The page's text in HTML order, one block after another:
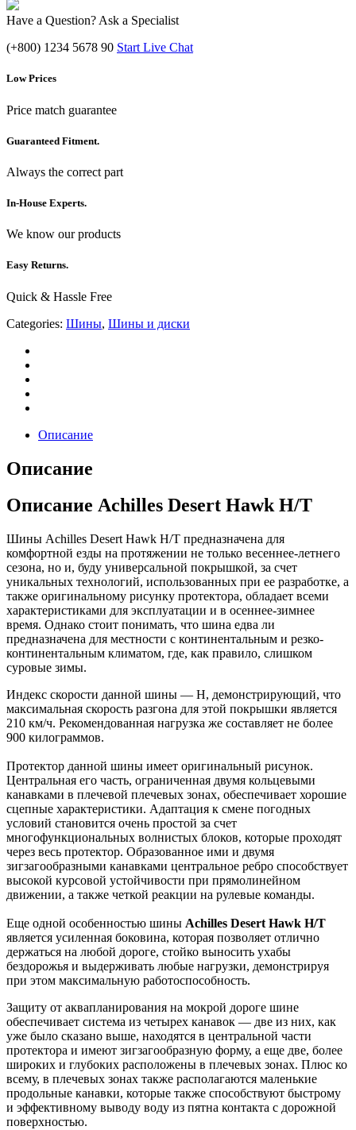
Have a Question? Ask a Specialist
(+800) 1234 5678 90 Start Live Chat
Low Prices
Price match guarantee
Guaranteed Fitment.
Always the correct part
In-House Experts.
We know our products
Easy Returns.
Quick & Hassle Free
Categories: Шины, Шины и диски
Описание
Описание
Описание Achilles Desert Hawk H/T
Шины Achilles Desert Hawk H/T предназначена для
комфортной езды на протяжении не только весеннее-летнего
сезона, но и, буду универсальной покрышкой, за счет
уникальных технологий, использованных при ее разработке, а
также оригинальному рисунку протектора, обладает всеми
характеристиками для эксплуатации и в осеннее-зимнее
время. Однако стоит понимать, что шина едва ли
предназначена для местности с континентальным и резко-
континентальным климатом, где, как правило, слишком
суровые зимы.
Индекс скорости данной шины — H, демонстрирующий, что
максимальная скорость разгона для этой покрышки является
210 км/ч. Рекомендованная нагрузка же составляет не более
900 килограммов.
Протектор данной шины имеет оригинальный рисунок.
Центральная его часть, ограниченная двумя кольцевыми
канавками в плечевой плечевых зонах, обеспечивает хорошие
сцепные характеристики. Адаптация к смене погодных
условий становится очень простой за счет
многофункциональных волнистых блоков, которые проходят
через весь протектор. Образованное ими и двумя
зигзагообразными канавками центральное ребро способствует
высокой курсовой устойчивости при прямолинейном
движении, а также четкой реакции на рулевые команды.
Еще одной особенностью шины Achilles Desert Hawk H/T
является усиленная боковина, которая позволяет отлично
держаться на любой дороге, стойко выносить ухабы
бездорожья и выдерживать любые нагрузки, демонстрируя
при этом максимальную работоспособность.
Защиту от аквапланирования на мокрой дороге шине
обеспечивает система из четырех канавок — две из них, как
уже было сказано выше, находятся в центральной части
протектора и имеют зигзагообразную форму, а еще две, более
широких и глубоких расположены в плечевых зонах. Плюс ко
всему, в плечевых зонах также располагаются маленькие
продольные канавки, которые также способствуют быстрому
и эффективному выводу воду из пятна контакта с дорожной
поверхностью.